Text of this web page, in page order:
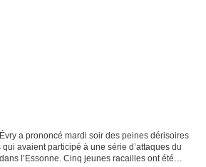
a prononcé mardi soir des peines dérisoires
avaient participé à une série d’attaques du
l’Essonne. Cinq jeunes racailles ont été